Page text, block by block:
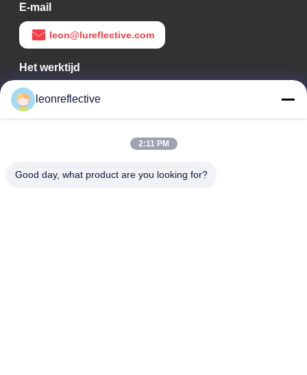
E-mail
leon@lureflective.com
Het werktijd
9:00-18:00
Ons adres
Technology Park, High-tech Zone, Hefei, Anhui, China
leonreflective
2:11 PM
Good day, what product are you looking for?